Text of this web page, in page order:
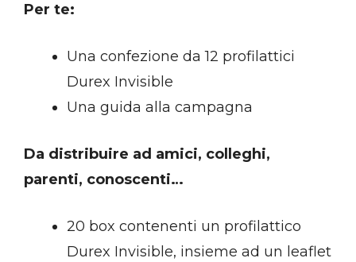
Per te:
Una confezione da 12 profilattici
Durex Invisible
Una guida alla campagna
Da distribuire ad amici, colleghi,
parenti, conoscenti…
20 box contenenti un profilattico
Durex Invisible, insieme ad un leaflet